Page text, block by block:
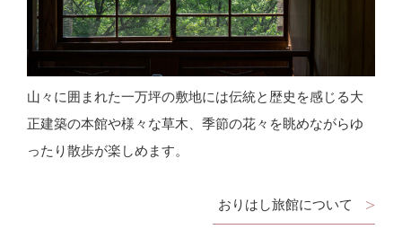
山々に囲まれた一万坪の敷地には伝統と歴史を感じる大
正建築の本館や様々な草木、季節の花々を眺めながらゆ
ったり散歩が楽しめます。
おりはし旅館について